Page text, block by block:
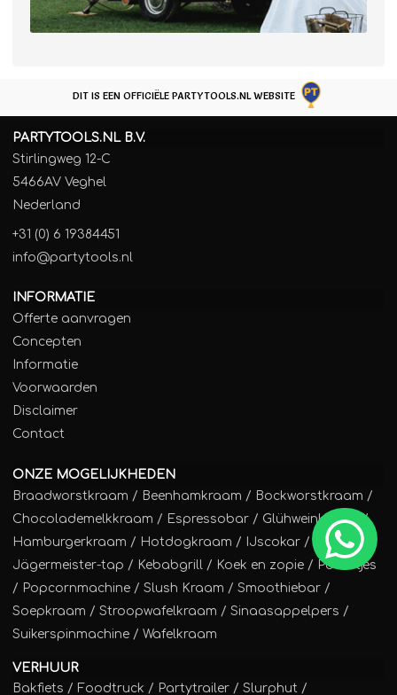
DIT IS EEN OFFICIËLE PARTYTOOLS.NL WEBSITE
PARTYTOOLS.NL B.V.
Stirlingweg 12-C
5466AV Veghel
Nederland
+31 (0) 6 19384451
info@partytools.nl
INFORMATIE
Offerte aanvragen
Concepten
Informatie
Voorwaarden
Disclaimer
Contact
ONZE MOGELIJKHEDEN
Braadworstkraam / Beenhamkraam / Bockworstkraam /
Chocolademelkkraam / Espressobar / Glühweinkraam
/
Hamburgerkraam / Hotdogkraam / IJscokar /
Jägermeister-tap / Kebabgrill / Koek en zopie / Poffertjes
/ Popcornmachine / Slush Kraam / Smoothiebar /
Soepkraam / Stroopwafelkraam / Sinaasappelpers /
Suikerspinmachine / Wafelkraam
VERHUUR
Bakfiets / Foodtruck / Partytrailer / Slurphut /